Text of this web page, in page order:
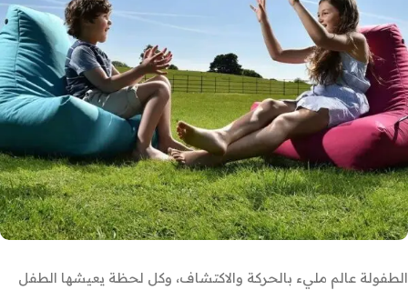
الطفولة عالم مليء بالحركة والاكتشاف، وكل لحظة يعيشها الطفل